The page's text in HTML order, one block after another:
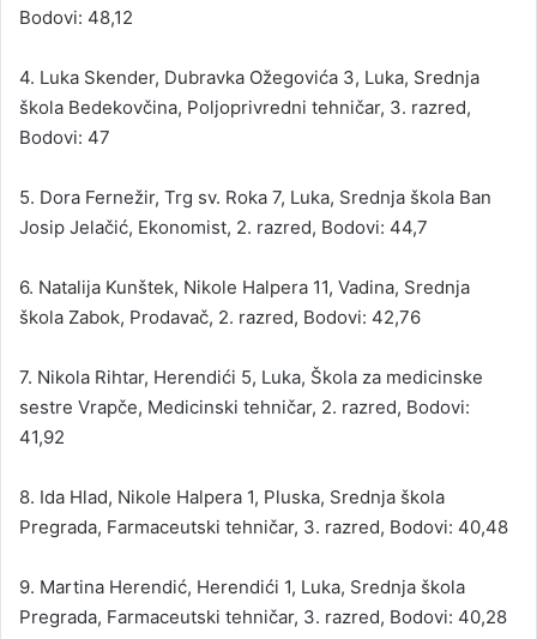
Bodovi: 48,12
4. Luka Skender, Dubravka Ožegovića 3, Luka, Srednja
škola Bedekovčina, Poljoprivredni tehničar, 3. razred,
Bodovi: 47
5. Dora Fernežir, Trg sv. Roka 7, Luka, Srednja škola Ban
Josip Jelačić, Ekonomist, 2. razred, Bodovi: 44,7
6. Natalija Kunštek, Nikole Halpera 11, Vadina, Srednja
škola Zabok, Prodavač, 2. razred, Bodovi: 42,76
7. Nikola Rihtar, Herendići 5, Luka, Škola za medicinske
sestre Vrapče, Medicinski tehničar, 2. razred, Bodovi:
41,92
8. Ida Hlad, Nikole Halpera 1, Pluska, Srednja škola
Pregrada, Farmaceutski tehničar, 3. razred, Bodovi: 40,48
9. Martina Herendić, Herendići 1, Luka, Srednja škola
Pregrada, Farmaceutski tehničar, 3. razred, Bodovi: 40,28
razred, Bodovi: 41,92
Kristina Kelemen , Krajska 36, Krajska Ves, Veterinarska škola,
Ida Hlad, Nikole Halpera 1, Pluska, Srednja škola Pregrada,
Dora Fernežir, Trg sv. Roka 7, Luka, Srednja škola Ban Josip Jelačić,